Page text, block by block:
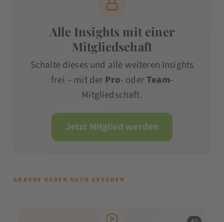
Alle Insights mit einer
Mitgliedschaft
Schalte dieses und alle weiteren Insights
frei – mit derPro- oderTeam-
Mitgliedschaft.
Jetzt Mitglied werden
ANDERE HABEN AUCH GESEHEN